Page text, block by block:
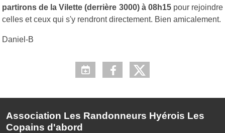
partirons de la Vilette (derrière 3000) à 08h15pour rejoindre
celles et ceux qui s'y rendront directement. Bien amicalement.
Daniel-B
Association Les Randonneurs Hyérois Les
Copains d'abord